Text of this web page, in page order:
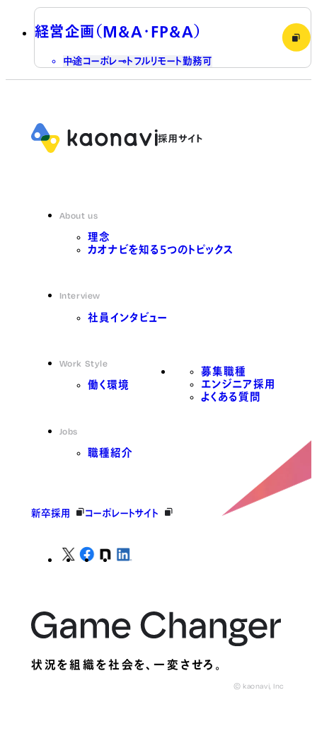
経営企画（M&A・FP&A）
中途コーポレート フルリモート勤務可
About us
理念
カオナビを知る5つのトピックス
Interview
社員インタビュー
Work Style
働く環境
Jobs
職種紹介
募集職種
エンジニア採用
よくある質問
新卒採用 コーポレートサイト
状況を組織を社会を、一変させろ。
© kaonavi, Inc